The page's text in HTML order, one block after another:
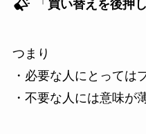
「 買い替えを後押
つまり
・必要な人にとっては
・不要な人には意味が